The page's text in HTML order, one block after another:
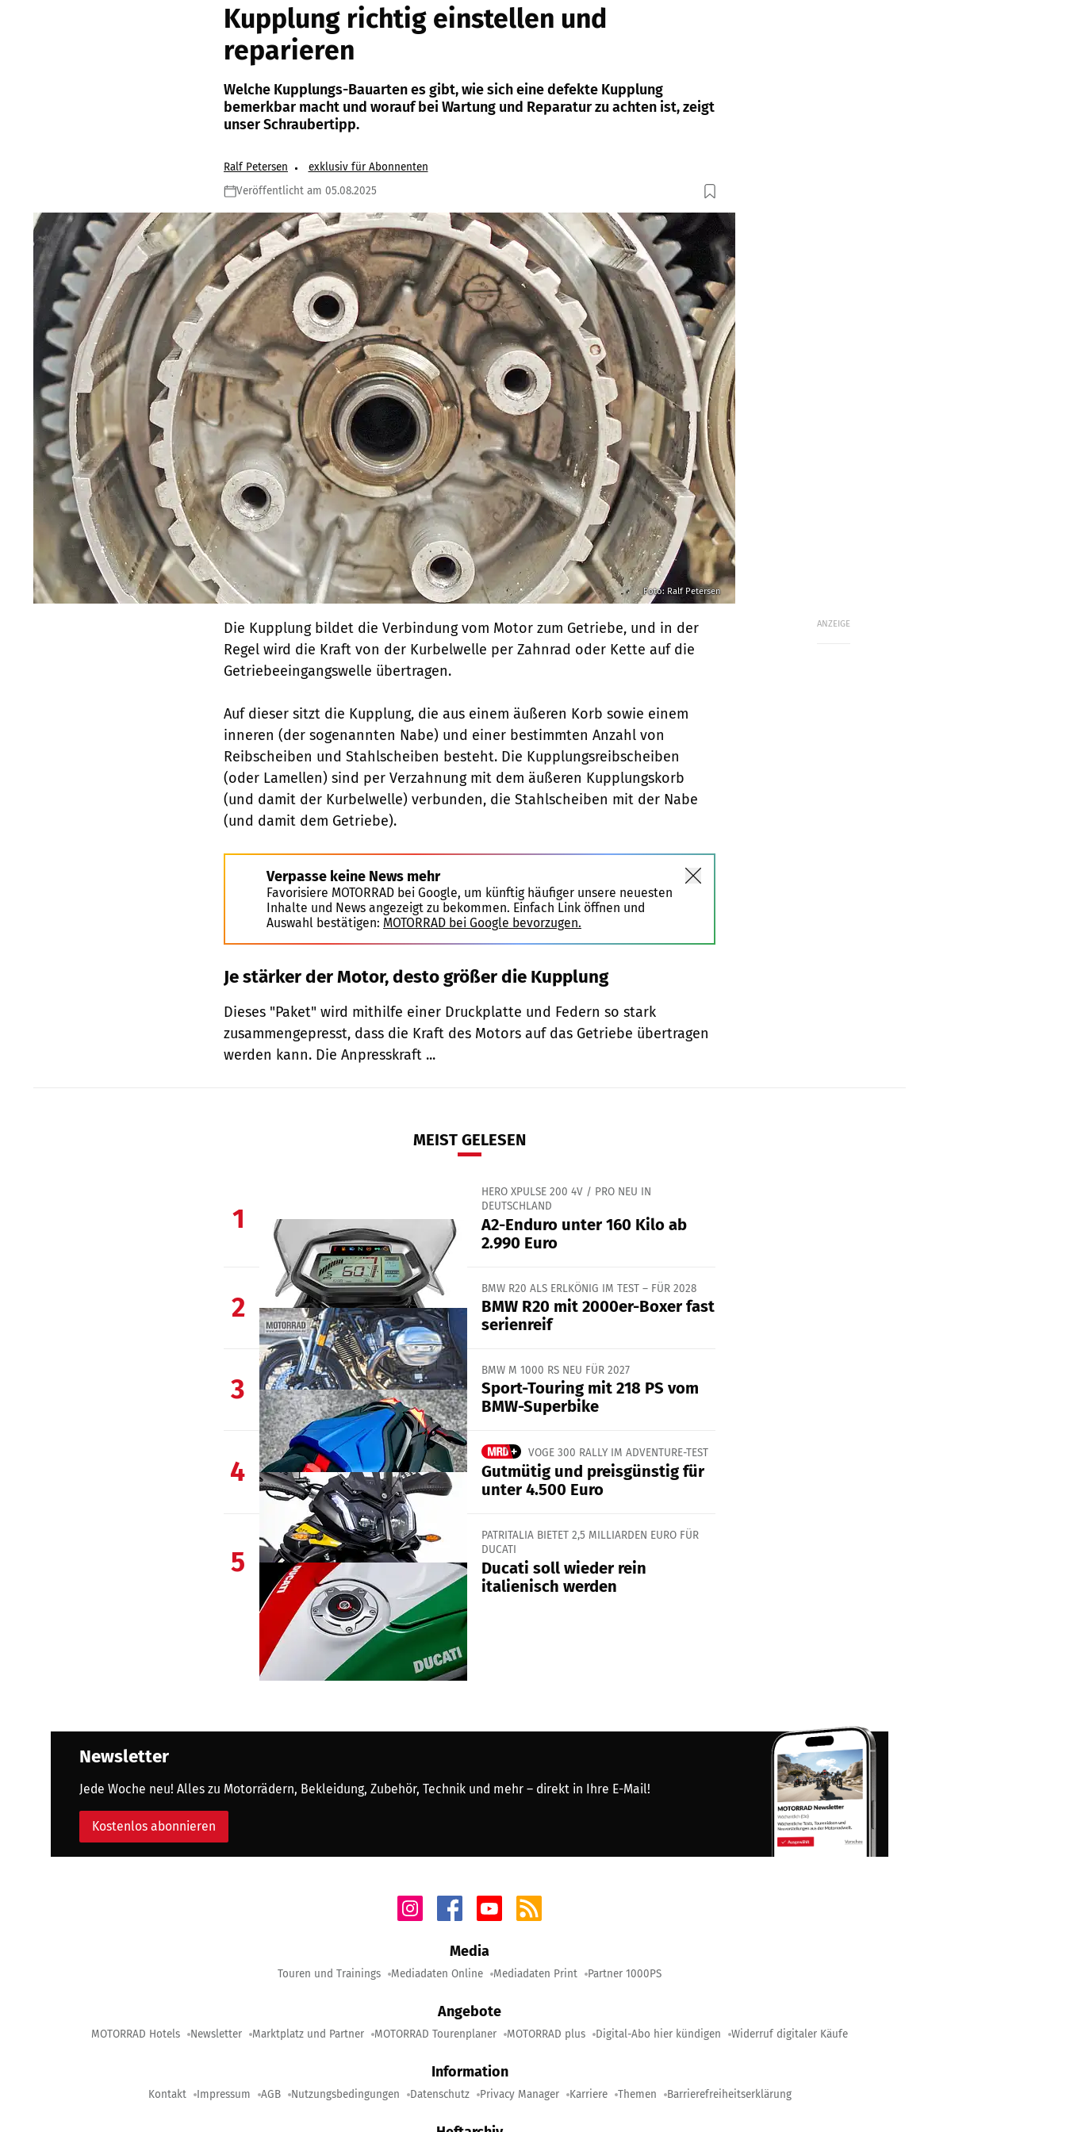
Kupplung richtig einstellen und
reparieren
Welche Kupplungs-Bauarten es gibt, wie sich eine defekte Kupplung
bemerkbar macht und worauf bei Wartung und Reparatur zu achten ist, zeigt
unser Schraubertipp.
Ralf Petersen
exklusiv für Abonnenten
Veröffentlicht am 05.08.2025
Foto: Ralf Petersen
ANZEIGE
Die Kupplung bildet die Verbindung vom Motor zum Getriebe, und in der
Regel wird die Kraft von der Kurbelwelle per Zahnrad oder Kette auf die
Getriebeeingangswelle übertragen.
Auf dieser sitzt die Kupplung, die aus einem äußeren Korb sowie einem
inneren (der sogenannten Nabe) und einer bestimmten Anzahl von
Reibscheiben und Stahlscheiben besteht. Die Kupplungsreibscheiben
(oder Lamellen) sind per Verzahnung mit dem äußeren Kupplungskorb
(und damit der Kurbelwelle) verbunden, die Stahlscheiben mit der Nabe
(und damit dem Getriebe).
Verpasse keine News mehr
Favorisiere MOTORRAD bei Google, um künftig häufiger unsere neuesten
Inhalte und News angezeigt zu bekommen. Einfach Link öffnen und
Auswahl bestätigen: MOTORRAD bei Google bevorzugen.
Je stärker der Motor, desto größer die Kupplung
Dieses "Paket" wird mithilfe einer Druckplatte und Federn so stark
zusammengepresst, dass die Kraft des Motors auf das Getriebe übertragen
werden kann. Die Anpresskraft ...
MEIST GELESEN
1
HERO XPULSE 200 4V / PRO NEU IN
DEUTSCHLAND
A2-Enduro unter 160 Kilo ab
2.990 Euro
2
BMW R20 ALS ERLKÖNIG IM TEST – FÜR 2028
BMW R20 mit 2000er-Boxer fast
serienreif
3
BMW M 1000 RS NEU FÜR 2027
Sport-Touring mit 218 PS vom
BMW-Superbike
4
VOGE 300 RALLY IM ADVENTURE-TEST
Gutmütig und preisgünstig für
unter 4.500 Euro
5
PATRITALIA BIETET 2,5 MILLIARDEN EURO FÜR
DUCATI
Ducati soll wieder rein
italienisch werden
Newsletter
Jede Woche neu! Alles zu Motorrädern, Bekleidung, Zubehör, Technik und mehr – direkt in Ihre E-Mail!
Kostenlos abonnieren
Media
Touren und Trainings Mediadaten Online Mediadaten Print Partner 1000PS
Angebote
MOTORRAD Hotels Newsletter Marktplatz und Partner MOTORRAD Tourenplaner MOTORRAD plus Digital-Abo hier kündigen Widerruf digitaler Käufe
Information
Kontakt Impressum AGB Nutzungsbedingungen Datenschutz Privacy Manager Karriere Themen Barrierefreiheitserklärung